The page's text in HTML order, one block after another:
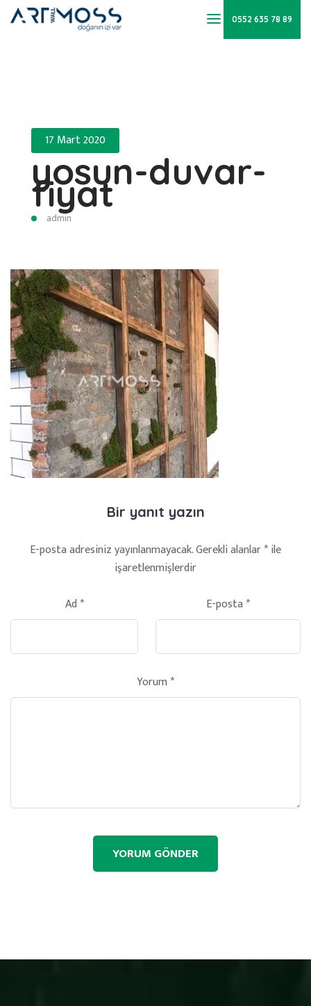
0552 635 78 89
17 Mart 2020
yosun-duvar-
fiyat
admin
Bir yanıt yazın
E-posta adresiniz yayınlanmayacak.Gerekli alanlar*ile
işaretlenmişlerdir
Ad* E-posta*
Yorum*